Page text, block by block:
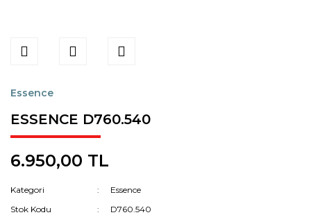
Essence
ESSENCE D760.540
6.950,00 TL
Kategori
Essence
Stok Kodu
D760.540